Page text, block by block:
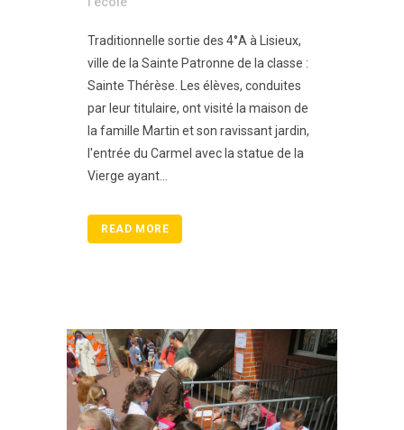
Traditionnelle sortie des 4°A à Lisieux,
ville de la Sainte Patronne de la classe :
Sainte Thérèse. Les élèves, conduites
par leur titulaire, ont visité la maison de
la famille Martin et son ravissant jardin,
l'entrée du Carmel avec la statue de la
Vierge ayant...
READ MORE